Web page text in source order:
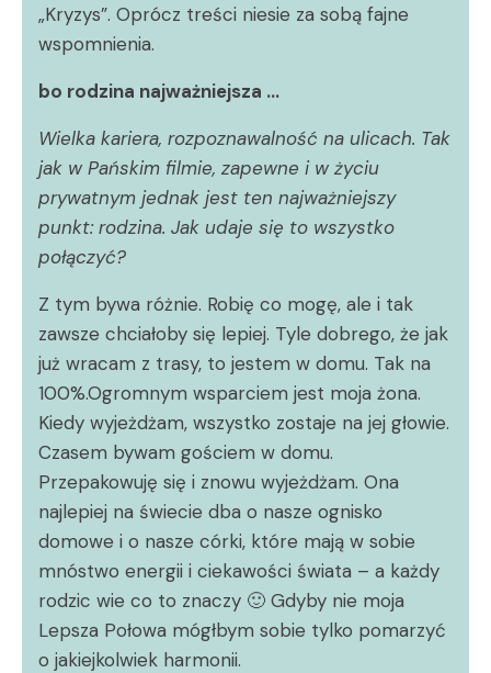
„Kryzys”. Oprócz treści niesie za sobą fajne
wspomnienia.
bo rodzina najważniejsza …
Wielka kariera, rozpoznawalność na ulicach. Tak
jak w Pańskim filmie, zapewne i w życiu
prywatnym jednak jest ten najważniejszy
punkt: rodzina. Jak udaje się to wszystko
połączyć?
Z tym bywa różnie. Robię co mogę, ale i tak
zawsze chciałoby się lepiej. Tyle dobrego, że jak
już wracam z trasy, to jestem w domu. Tak na
100%.Ogromnym wsparciem jest moja żona.
Kiedy wyjeżdżam, wszystko zostaje na jej głowie.
Czasem bywam gościem w domu.
Przepakowuję się i znowu wyjeżdżam. Ona
najlepiej na świecie dba o nasze ognisko
domowe i o nasze córki, które mają w sobie
mnóstwo energii i ciekawości świata – a każdy
rodzic wie co to znaczy 🙂 Gdyby nie moja
Lepsza Połowa mógłbym sobie tylko pomarzyć
o jakiejkolwiek harmonii.